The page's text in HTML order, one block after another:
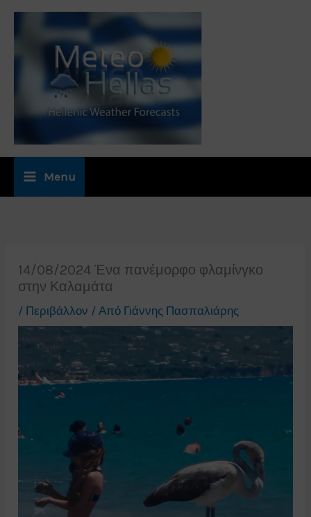
Μετάβαση
περιεχόμενο
Menu
14/08/2024 Ένα πανέμορφο φλαμίνγκο
στην Καλαμάτα
/ Περιβάλλον / Από Γιάννης Πασπαλιάρης